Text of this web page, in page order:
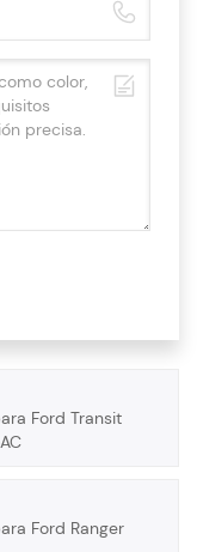
Ford Transit
Ford Ranger